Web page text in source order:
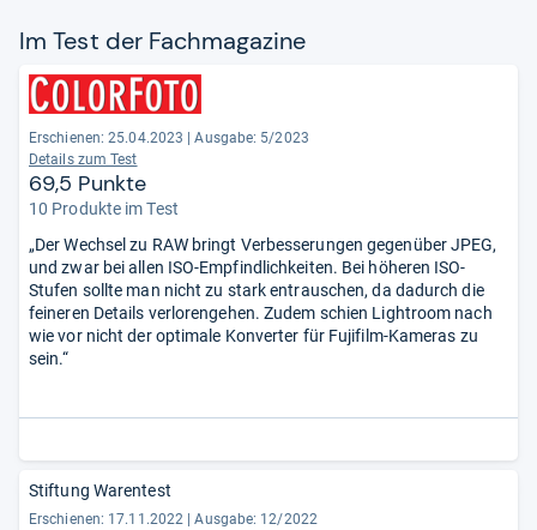
Im Test der Fach­ma­ga­zine
Erschienen: 25.04.2023 | Ausgabe: 5/2023
Details zum Test
69,5 Punkte
10 Produkte im Test
„Der Wechsel zu RAW bringt Verbesserungen gegenüber JPEG,
und zwar bei allen ISO-Empfindlichkeiten. Bei höheren ISO-
Stufen sollte man nicht zu stark entrauschen, da dadurch die
feineren Details verlorengehen. Zudem schien Lightroom nach
wie vor nicht der optimale Konverter für Fujifilm-Kameras zu
sein.“
Stiftung Warentest
Erschienen: 17.11.2022 | Ausgabe: 12/2022